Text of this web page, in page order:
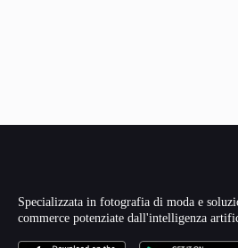
Specializzata in fotografia di moda e
commerce potenziate dall'intelligenza